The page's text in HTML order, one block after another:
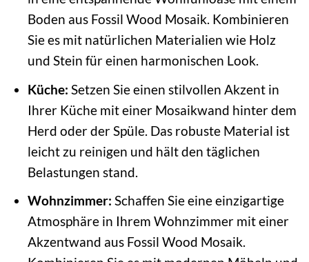
Boden aus Fossil Wood Mosaik. Kombinieren
Sie es mit natürlichen Materialien wie Holz
und Stein für einen harmonischen Look.
Küche: Setzen Sie einen stilvollen Akzent in
Ihrer Küche mit einer Mosaikwand hinter dem
Herd oder der Spüle. Das robuste Material ist
leicht zu reinigen und hält den täglichen
Belastungen stand.
Wohnzimmer: Schaffen Sie eine einzigartige
Atmosphäre in Ihrem Wohnzimmer mit einer
Akzentwand aus Fossil Wood Mosaik.